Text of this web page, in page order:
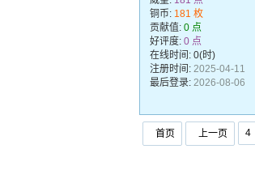
铜币: 181 枚
贡献值: 0 点
好评度: 0 点
在线时间: 0(时)
注册时间: 2025-04-11
最后登录: 2026-08-06
首页 上一页 4